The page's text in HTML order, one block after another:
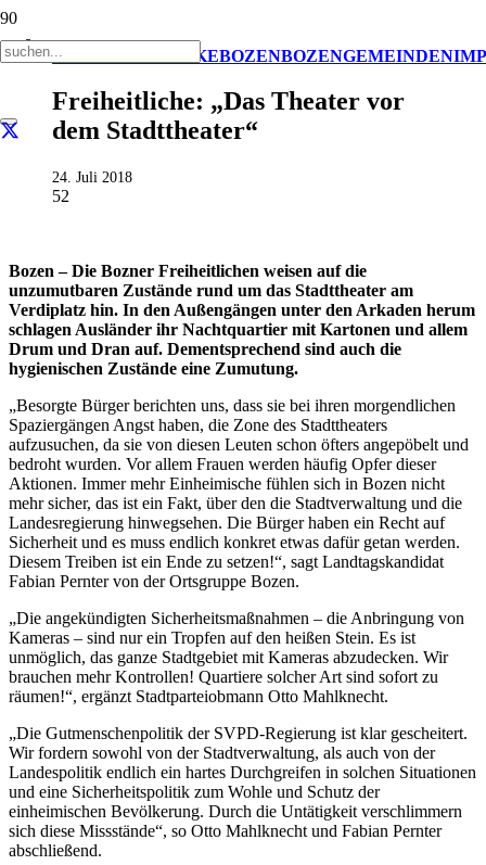
AKTUELL BEZIRKEBOZENBOZENGEMEINDEN
Freiheitliche: „Das Theater vor
dem Stadttheater“
24. Juli 2018
52
Bozen – Die Bozner Freiheitlichen weisen auf die
unzumutbaren Zustände rund um das Stadttheater am
Verdiplatz hin. In den Außengängen unter den Arkaden herum
schlagen Ausländer ihr Nachtquartier mit Kartonen und allem
Drum und Dran auf. Dementsprechend sind auch die
hygienischen Zustände eine Zumutung.
„Besorgte Bürger berichten uns, dass sie bei ihren morgendlichen
Spaziergängen Angst haben, die Zone des Stadttheaters
aufzusuchen, da sie von diesen Leuten schon öfters angepöbelt und
bedroht wurden. Vor allem Frauen werden häufig Opfer dieser
Aktionen. Immer mehr Einheimische fühlen sich in Bozen nicht
mehr sicher, das ist ein Fakt, über den die Stadtverwaltung und die
Landesregierung hinwegsehen. Die Bürger haben ein Recht auf
Sicherheit und es muss endlich konkret etwas dafür getan werden.
Diesem Treiben ist ein Ende zu setzen!“, sagt Landtagskandidat
Fabian Pernter von der Ortsgruppe Bozen.
„Die angekündigten Sicherheitsmaßnahmen – die Anbringung von
Kameras – sind nur ein Tropfen auf den heißen Stein. Es ist
unmöglich, das ganze Stadtgebiet mit Kameras abzudecken. Wir
brauchen mehr Kontrollen! Quartiere solcher Art sind sofort zu
räumen!“, ergänzt Stadtparteiobmann Otto Mahlknecht.
„Die Gutmenschenpolitik der SVPD-Regierung ist klar gescheitert.
Wir fordern sowohl von der Stadtverwaltung, als auch von der
Landespolitik endlich ein hartes Durchgreifen in solchen Situationen
und eine Sicherheitspolitik zum Wohle und Schutz der
einheimischen Bevölkerung. Durch die Untätigkeit verschlimmern
sich diese Missstände“, so Otto Mahlknecht und Fabian Pernter
abschließend.